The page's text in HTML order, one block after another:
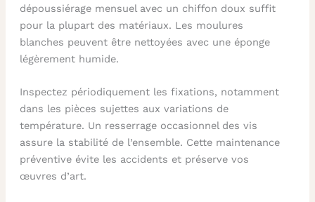
dépoussiérage mensuel avec un chiffon doux suffit
pour la plupart des matériaux. Les moulures
blanches peuvent être nettoyées avec une éponge
légèrement humide.
Inspectez périodiquement les fixations, notamment
dans les pièces sujettes aux variations de
température. Un resserrage occasionnel des vis
assure la stabilité de l’ensemble. Cette maintenance
préventive évite les accidents et préserve vos
œuvres d’art.